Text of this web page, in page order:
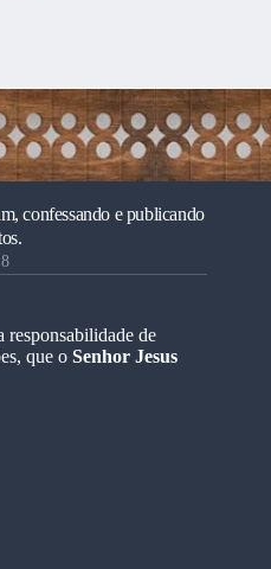
confessando e publicando
responsabilidade de
que o Senhor Jesus